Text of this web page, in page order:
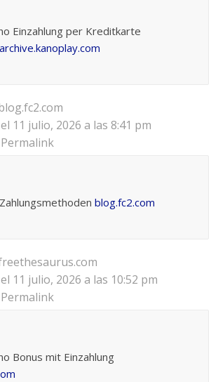
Einzahlung per Kreditkarte
el 11 julio, 2026 a las 8:41 pm
Permalink
blog.fc2.com
el 11 julio, 2026 a las 10:52 pm
Permalink
Bonus mit Einzahlung